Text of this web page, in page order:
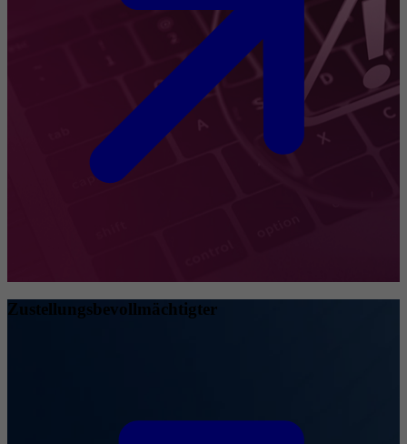
Zustellungsbevollmächtigter